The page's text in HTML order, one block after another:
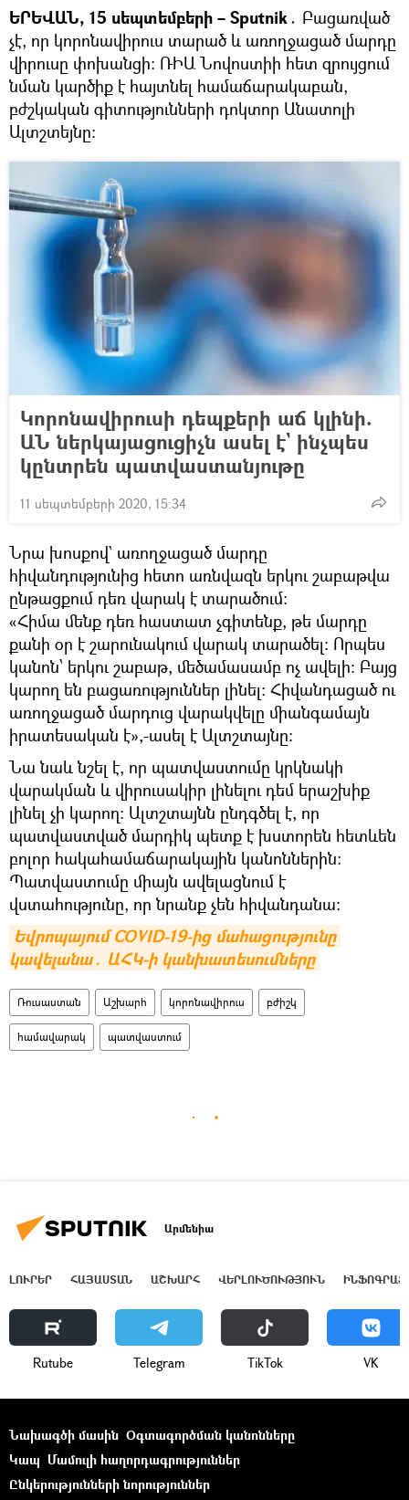
ԵՐԵՎԱՆ, 15 սեպտեմբերի – Sputnik․ Բացառված
չէ, որ կորոնավիրուս տարած և առողջացած մարդը
վիրուսը փոխանցի։ ՌԻԱ Նովոստիի հետ զրույցում
նման կարծիք է հայտնել համաճարակաբան,
բժշկական գիտությունների դոկտոր Անատոլի
Ալտշտեյնը։
Կորոնավիրուսի դեպքերի աճ կլինի.
ԱՆ ներկայացուցիչն ասել է` ինչպես
կընտրեն պատվաստանյութը
11 սեպտեմբերի 2020, 15:34
Նրա խոսքով` առողջացած մարդը
հիվանդությունից հետո առնվազն երկու շաբաթվա
ընթացքում դեռ վարակ է տարածում։
«Հիմա մենք դեռ հաստատ չգիտենք, թե մարդը
քանի օր է շարունակում վարակ տարածել։ Որպես
կանոն՝ երկու շաբաթ, մեծամասամբ ոչ ավելի։ Բայց
կարող են բացառություններ լինել։ Հիվանդացած ու
առողջացած մարդուց վարակվելը միանգամայն
իրատեսական է»,-ասել է Ալտշտայնը։
Նա նաև նշել է, որ պատվաստումը կրկնակի
վարակման և վիրուսակիր լինելու դեմ երաշխիք
լինել չի կարող։ Ալտշտայնն ընդգծել է, որ
պատվաստված մարդիկ պետք է խստորեն հետևեն
բոլոր հակահամաճարակային կանոններին։
Պատվաստումը միայն ավելացնում է
վստահությունը, որ նրանք չեն հիվանդանա։
Եվրոպայում COVID-19-ից մահացությունը
կավելանա․ ԱՀԿ-ի կանխատեսումները
Ռուսաստան Աշխարհ կորոնավիրուս բժիշկ
համավարակ պատվաստում
Արմենիա
ԼՈՒՐԵՐ ՀԱՅԱՍՏԱՆ ԱՇԽԱՐՀ ՎԵՐԼՈՒԾՈՒԹՅՈՒՆ
Rutube Telegram ТikТоk VK
Նախագծի մասին Օգտագործման կանոնները
Կապ Մամուլի հաղորդագրություններ
Ընկերությունների նորություններ